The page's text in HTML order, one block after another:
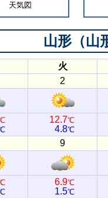
天気図
山形（山
火
2
12.7℃
4.8℃
9
6.9℃
1.5℃